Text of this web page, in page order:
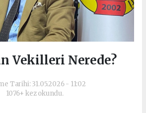
Vekilleri Nerede?
Tarihi: 31.05.2026 - 11:02
1076+ kez okundu.